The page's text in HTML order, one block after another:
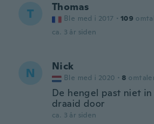
T Thomas
Ble med i 2017 · 109
ca. 3 år siden
N Nick
Ble med i 2020 · 8
De hengel past niet
draaid door
ca. 3 år siden